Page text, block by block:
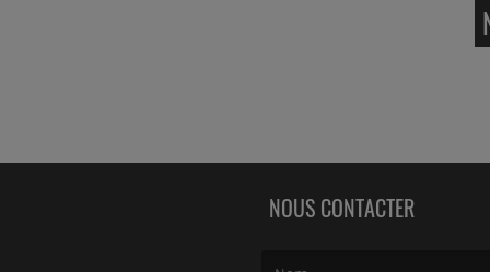
NOUS CONTACTER